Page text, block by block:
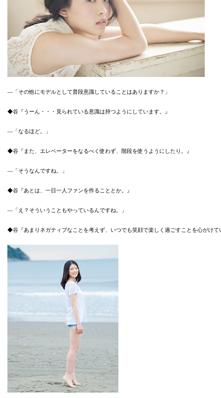
―「その他にモデルとして普段意識していることはありますか？」
◆谷『うーん・・・見られている意識は持つようにしています。』
―「なるほど。」
◆谷『また、エレベーターをなるべく使わず、階段を使うようにしたり。』
―「そうなんですね。」
◆谷『あとは、一日一人ファンを作ることとか。』
―「え？そういうこともやっているんですね。」
◆谷『あまりネガティブなことを考えず、いつでも笑顔で楽しく過ごすことを心がけて